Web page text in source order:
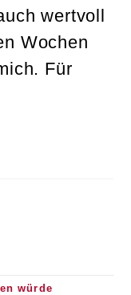
wertvoll
Wochen
Für
würde